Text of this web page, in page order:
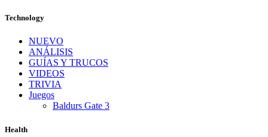
Technology
NUEVO
ANÁLISIS
GUÍAS Y TRUCOS
VIDEOS
TRIVIA
Juegos
Baldurs Gate 3
Health